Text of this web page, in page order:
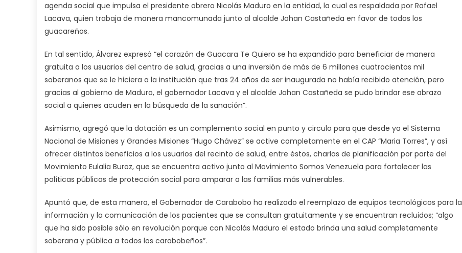
agenda social que impulsa el presidente obrero Nicolás Maduro en la entidad, la cual es respaldada por Rafael
Lacava, quien trabaja de manera mancomunada junto al alcalde Johan Castañeda en favor de todos los
guacareños.
En tal sentido, Álvarez expresó “el corazón de Guacara Te Quiero se ha expandido para beneficiar de manera
gratuita a los usuarios del centro de salud, gracias a una inversión de más de 6 millones cuatrocientos mil
soberanos que se le hiciera a la institución que tras 24 años de ser inaugurada no había recibido atención, pero
gracias al gobierno de Maduro, el gobernador Lacava y el alcalde Johan Castañeda se pudo brindar ese abrazo
social a quienes acuden en la búsqueda de la sanación”.
Asimismo, agregó que la dotación es un complemento social en punto y circulo para que desde ya el Sistema
Nacional de Misiones y Grandes Misiones “Hugo Chávez” se active completamente en el CAP “Maria Torres”, y así
ofrecer distintos beneficios a los usuarios del recinto de salud, entre éstos, charlas de planificación por parte del
Movimiento Eulalia Buroz, que se encuentra activo junto al Movimiento Somos Venezuela para fortalecer las
políticas públicas de protección social para amparar a las familias más vulnerables.
Apuntó que, de esta manera, el Gobernador de Carabobo ha realizado el reemplazo de equipos tecnológicos para la
información y la comunicación de los pacientes que se consultan gratuitamente y se encuentran recluidos; “algo
que ha sido posible sólo en revolución porque con Nicolás Maduro el estado brinda una salud completamente
soberana y pública a todos los carabobeños”.